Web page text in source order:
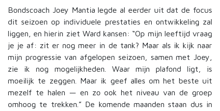
Bondscoach Joey Mantia legde al eerder uit dat de focus
dit seizoen op individuele prestaties en ontwikkeling zal
liggen, en hierin ziet Ward kansen: “Op mijn leeftijd vraag
je je af: zit er nog meer in de tank? Maar als ik kijk naar
mijn progressie van afgelopen seizoen, samen met Joey,
zie ik nog mogelijkheden. Waar mijn plafond ligt, is
moeilijk te zeggen. Maar ik geef alles om het beste uit
mezelf te halen — en zo ook het niveau van de groep
omhoog te trekken.” De komende maanden staan dus in